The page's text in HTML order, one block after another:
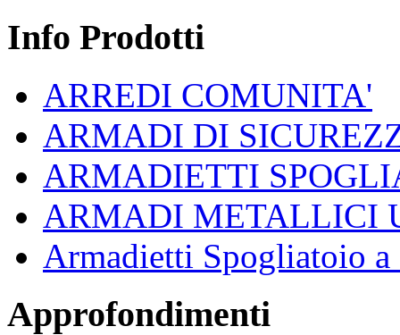
Info Prodotti
ARREDI COMUNITA'
ARMADI DI
ARMADIETTI
ARMADI METALLICI
Armadietti Spogliatoio a
Approfondimenti